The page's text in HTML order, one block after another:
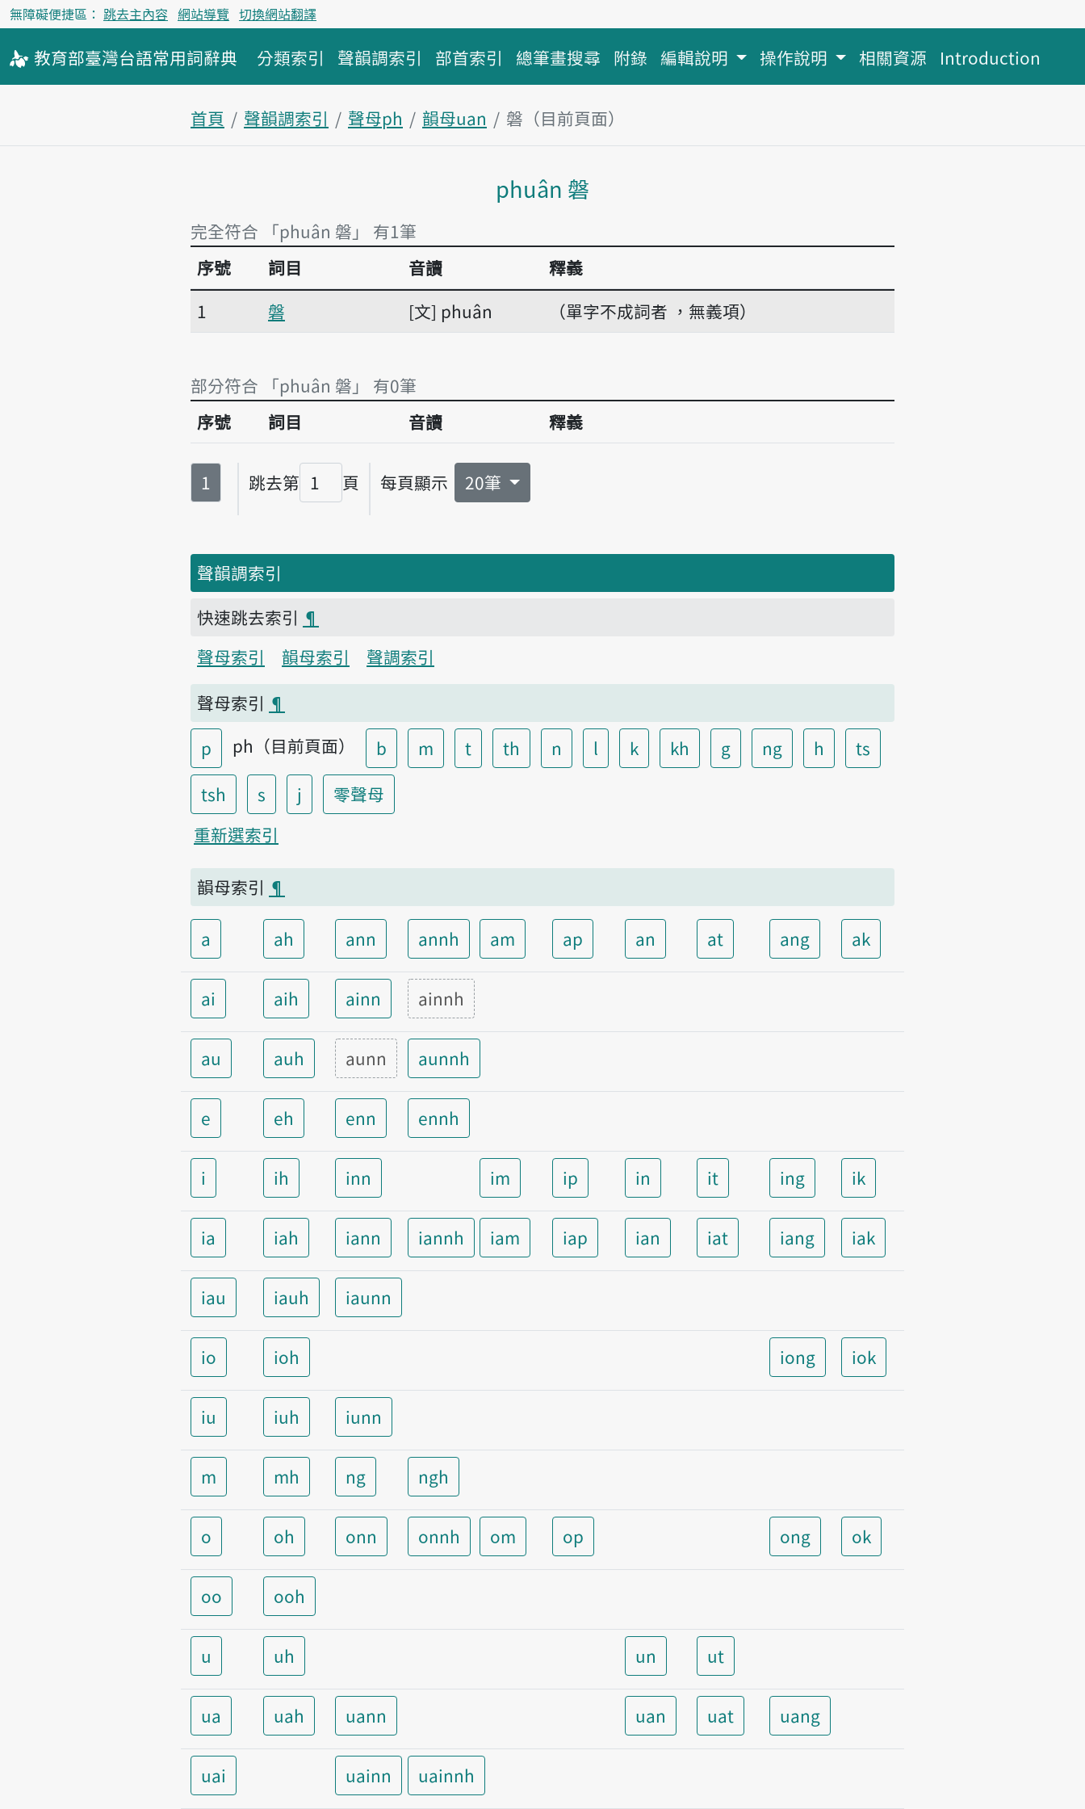
無障礙便捷區： 跳去主內容 網站導覽 切換網站翻譯
教育部臺灣台語常用詞辭典 分類索引 聲韻調索引 部首索引 總筆畫搜尋 附錄 編輯說明 操作說明 相關資源 Introduction
首頁 聲韻調索引 聲母ph 韻母uan
磐（目前頁面）
phuân 磐
完全符合 「phuân 磐」 有1筆
完全符合 「phuân 磐」 有1筆
序號 詞目 音讀
釋義
1
磐 文 phuân （單字不成詞者 ，無義項）
部分符合 「phuân 磐」 有0筆
序號 詞目 音讀 釋義
第
1 跳去第
頁碼
頁 每頁顯示 20筆
聲韻調索引
快速跳去索引 ¶
聲母索引
韻母索引
聲調索引
聲母索引 ¶
p
ph（目前頁面） b m t th n l k kh g ng h
ts
tsh
s j
零聲母
重新選索引
韻母索引 ¶
a ah ann annh am ap an at ang ak
ai aih ainn ainnh
au auh aunn aunnh
e eh enn ennh
i ih inn im ip in it ing ik
ia iah iann iannh iam iap ian iat iang iak
iau iauh iaunn
io ioh iong iok
iu iuh iunn
m mh ng ngh
o oh onn onnh om op ong ok
oo ooh
u uh un ut
ua uah uann uan uat uang
uai uainn uainnh